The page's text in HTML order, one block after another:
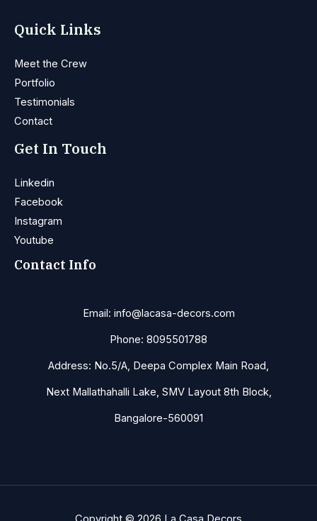
Quick Links
Meet the Crew
Portfolio
Testimonials
Contact
Get In Touch
Linkedin
Facebook
Instagram
Youtube
Contact Info
Email: info@lacasa-decors.com
Phone: 8095501788
Address: No.5/A, Deepa Complex Main Road,
Next Mallathahalli Lake, SMV Layout 8th Block,
Bangalore-560091